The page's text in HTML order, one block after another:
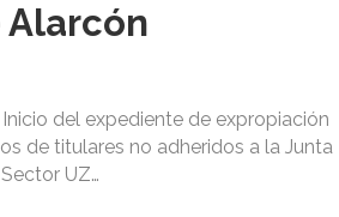
Alarcón
del expediente de expropiación
de titulares no adheridos a la Junta
UZ…